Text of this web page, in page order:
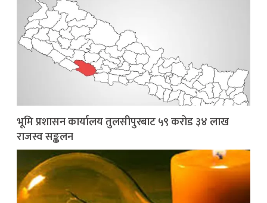
भूमि प्रशासन कार्यालय तुलसीपुरबाट ५९ करोड ३४ लाख
राजस्व सङ्कलन